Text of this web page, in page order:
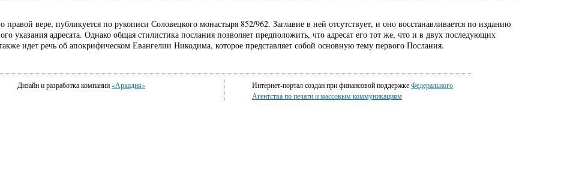
вере, публикуется по рукописи Соловецкого монастыря 852/962. Заглавие в ней отсутствует, и оно восстанавливается по изданию
указания адресата. Однако общая стилистика послания позволяет предположить, что адресат его тот же, что и в двух последующих
идет речь об апокрифическом Евангелии Никодима, которое представляет собой основную тему первого Послания.
Дизайн и разработка компании«Аркадия» Интернет-портал создан при финансовой поддержкеФедерального
Агентства по печати и массовым коммуникациям